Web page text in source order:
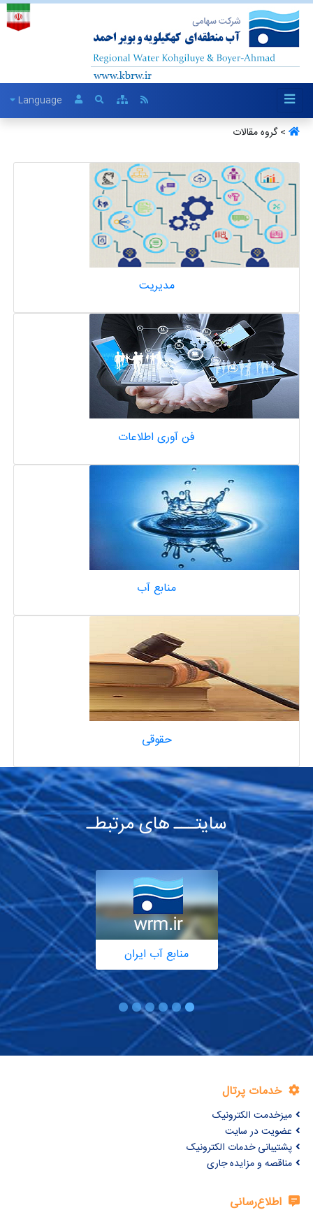
Language
> گروه مقالات
مدیریت
فن آوری اطلاعات
منابع آب
حقوقی
سایتـــ های مرتبطـ
منابع آب ایران
خدمات پرتال
میزخدمت الکترونیک
عضویت در سایت
پشتیبانی خدمات الکترونیک
مناقصه و مزایده جاری
اطلاع‌رسانی